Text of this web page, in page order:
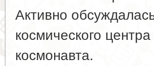
Активно
космического
космонавта.